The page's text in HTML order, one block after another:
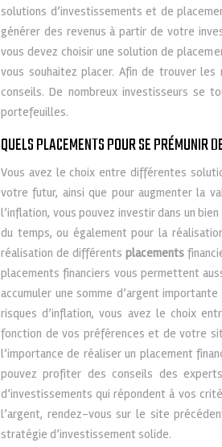
solutions d’investissements et de
générer des revenus à partir de votre
vous devez choisir une solution de
vous souhaitez placer. Afin de trouver
conseils. De nombreux investisseurs se
portefeuilles.
QUELS PLACEMENTS POUR SE PRÉMUNIR
Vous avez le choix entre différentes
votre futur, ainsi que pour augmenter la
l’inflation, vous pouvez investir dans un
du temps, ou également pour la
réalisation de différents placements
placements financiers vous permettent
accumuler une somme d’argent
risques d’inflation, vous avez le choix
fonction de vos préférences et de votre
l’importance de réaliser un placement
pouvez profiter des conseils des
d’investissements qui répondent à vos
l’argent, rendez-vous sur le site
stratégie d’investissement solide.